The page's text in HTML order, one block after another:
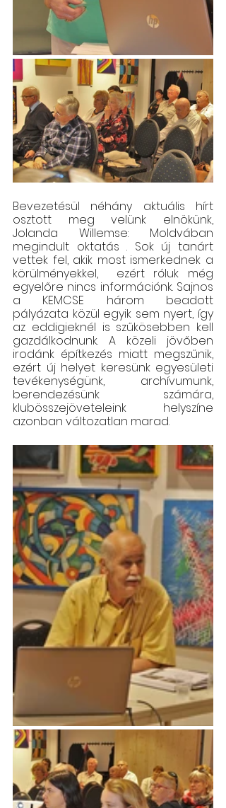
Bevezetésül néhány aktuális hírt
osztott meg velünk elnökünk,
Jolanda Willemse: Moldvában
megindult oktatás . Sok új tanárt
vettek fel, akik most ismerkednek a
körülményekkel,  ezért róluk még
egyelőre nincs információnk. Sajnos
a KEMCSE három beadott
pályázata közül egyik sem nyert, így
az eddigieknél is szűkösebben kell
gazdálkodnunk. A közeli jövőben
irodánk építkezés miatt megszűnik,
ezért új helyet keresünk egyesületi
tevékenységünk, archívumunk,
berendezésünk számára,
klubösszejöveteleink
helyszíne
azonban változatlan marad.